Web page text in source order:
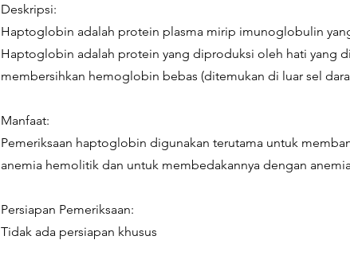
Deskripsi:
Haptoglobin adalah protein plasma mirip imunoglobulin
Haptoglobin adalah protein yang diproduksi oleh hati yang
membersihkan hemoglobin bebas (ditemukan di luar sel
Manfaat:
Pemeriksaan haptoglobin digunakan terutama untuk
anemia hemolitik dan untuk membedakannya dengan
Persiapan Pemeriksaan:
Tidak ada persiapan khusus